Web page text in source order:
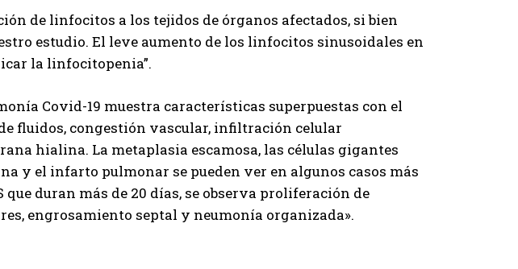
de linfocitos a los tejidos de órganos afectados, si bien
estudio. El leve aumento de los linfocitos sinusoidales en
la linfocitopenia”.
Covid-19 muestra características superpuestas con el
fluidos, congestión vascular, infiltración celular
hialina. La metaplasia escamosa, las células gigantes
y el infarto pulmonar se pueden ver en algunos casos más
que duran más de 20 días, se observa proliferación de
engrosamiento septal y neumonía organizada».